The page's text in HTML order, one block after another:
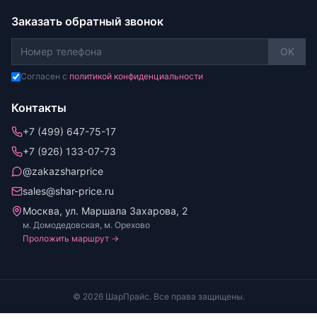
Заказать обратный звонок
OK
Согласен с политикой конфиденциальности
Контакты
+7 (499) 647-75-17
+7 (926) 133-07-73
@zakazsharprice
sales@shar-price.ru
Москва, ул. Маршала Захарова, 2
м. Домодедовская, м. Орехово
Проложить маршрут →
© 2026 ШарПрайс. Все права защищены.